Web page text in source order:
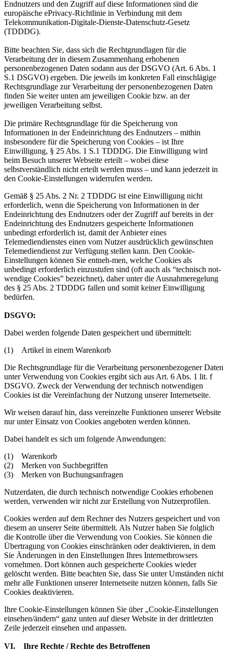
Endnutzers und den Zugriff auf diese Informationen sind die
europäische ePrivacy-Richtlinie in Verbindung mit dem
Telekommunikation-Digitale-Dienste-Datenschutz-Gesetz
(TDDDG).
Bitte beachten Sie, dass sich die Rechtgrundlagen für die
Verarbeitung der in diesem Zusammenhang erhobenen
personenbezogenen Daten sodann aus der DSGVO (Art. 6 Abs. 1
S.1 DSGVO) ergeben. Die jeweils im konkreten Fall einschlägige
Rechtsgrundlage zur Verarbeitung der personenbezogenen Daten
finden Sie weiter unten am jeweiligen Cookie bzw. an der
jeweiligen Verarbeitung selbst.
Die primäre Rechtsgrundlage für die Speicherung von
Informationen in der Endeinrichtung des Endnutzers – mithin
insbesondere für die Speicherung von Cookies – ist Ihre
Einwilligung, § 25 Abs. 1 S.1 TDDDG. Die Einwilligung wird
beim Besuch unserer Webseite erteilt – wobei diese
selbstverständlich nicht erteilt werden muss – und kann jederzeit in
den Cookie-Einstellungen widerrufen werden.
Gemäß § 25 Abs. 2 Nr. 2 TDDDG ist eine Einwilligung nicht
erforderlich, wenn die Speicherung von Informationen in der
Endeinrichtung des Endnutzers oder der Zugriff auf bereits in der
Endeinrichtung des Endnutzers gespeicherte Informationen
unbedingt erforderlich ist, damit der Anbieter eines
Telemediendienstes einen vom Nutzer ausdrücklich gewünschten
Telemediendienst zur Verfügung stellen kann. Den Cookie-
Einstellungen können Sie entneh-men, welche Cookies als
unbedingt erforderlich einzustufen sind (oft auch als “technisch not-
wendige Cookies” bezeichnet), daher unter die Ausnahmeregelung
des § 25 Abs. 2 TDDDG fallen und somit keiner Einwilligung
bedürfen.
DSGVO:
Dabei werden folgende Daten gespeichert und übermittelt:
(1) Artikel in einem Warenkorb
Die Rechtsgrundlage für die Verarbeitung personenbezogener Daten
unter Verwendung von Cookies ergibt sich aus Art. 6 Abs. 1 lit. f
DSGVO. Zweck der Verwendung der technisch notwendigen
Cookies ist die Vereinfachung der Nutzung unserer Internetseite.
Wir weisen darauf hin, dass vereinzelte Funktionen unserer Website
nur unter Einsatz von Cookies angeboten werden können.
Dabei handelt es sich um folgende Anwendungen:
(1) Warenkorb
(2) Merken von Suchbegriffen
(3) Merken von Buchungsanfragen
Nutzerdaten, die durch technisch notwendige Cookies erhobenen
werden, verwenden wir nicht zur Erstellung von Nutzerprofilen.
Cookies werden auf dem Rechner des Nutzers gespeichert und von
diesem an unserer Seite übermittelt. Als Nutzer haben Sie folglich
die Kontrolle über die Verwendung von Cookies. Sie können die
Übertragung von Cookies einschränken oder deaktivieren, in dem
Sie Änderungen in den Einstellungen Ihres Internetbrowsers
vornehmen. Dort können auch gespeicherte Cookies wieder
gelöscht werden. Bitte beachten Sie, dass Sie unter Umständen nicht
mehr alle Funktionen unserer Internetseite nutzen können, falls Sie
Cookies deaktivieren.
Ihre Cookie-Einstellungen können Sie über „Cookie-Einstellungen
einsehen/ändern“ ganz unten auf dieser Website in der drittletzten
Zeile jederzeit einsehen und anpassen.
VI. Ihre Rechte / Rechte des Betroffenen